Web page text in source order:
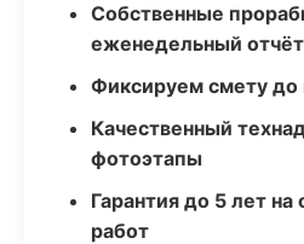
Собственные
еженедельный отчёт
Фиксируем смету до
Качественный
фотоэтапы
Гарантия до 5 лет
работ